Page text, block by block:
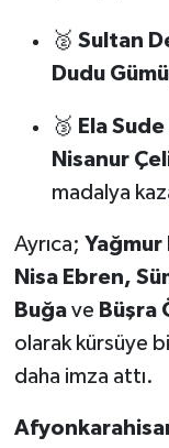
🥈 Sultan
Dudu
🥉 Ela
Nisanur
madalya
Ayrıca; Yağmur
Nisa Ebren,
Buğave Büşra
olarak kürsüye
daha imza attı.